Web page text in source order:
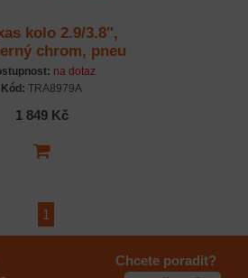
kolo 2.9/3.8",
chrom, pneu
All-
belted (2)
na dotaz
Kód: TRA8979A
1 849 Kč
1
Chcete poradit?